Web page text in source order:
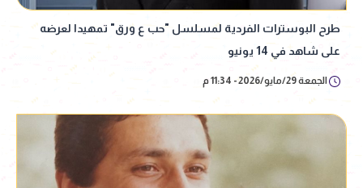
طرح البوسترات الفردية لمسلسل "حب ع ورق" تمهيدا لعرضه
على شاهد في 14 يونيو
الجمعة 29/مايو/2026 - 11:34 م